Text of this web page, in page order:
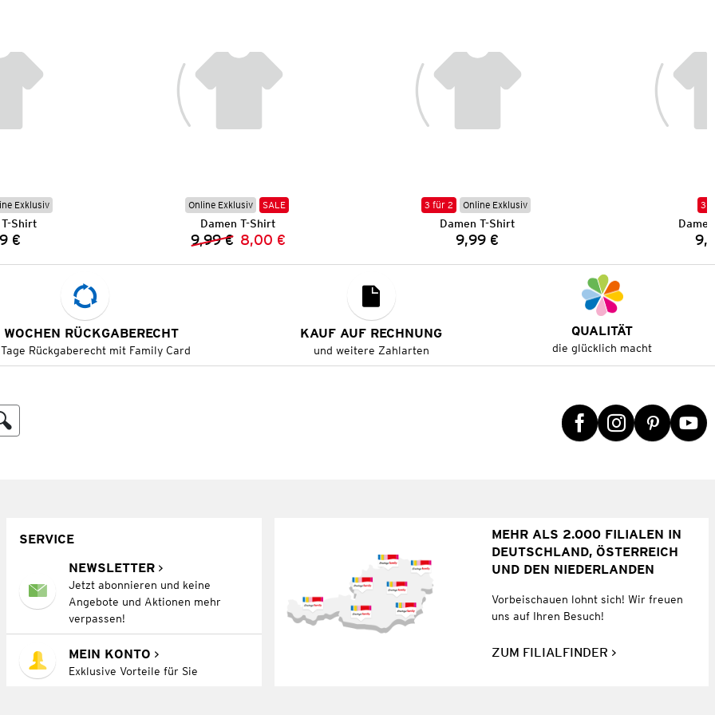
Exklusiv
Shirt
€
Online Exklusiv SALE
Damen T-Shirt
Vorheriger Preis:
9,99 € Neuer Preis:
8,00 €
3 für 2 Online Exklusiv
Damen T-Shirt
Preis:
9,99 €
3
RÜCKGABERECHT
Rückgaberecht mit Family Card
KAUF AUF RECHNUNG
und weitere Zahlarten
QUALITÄT
die glücklich macht
SERVICE
NEWSLETTER
Jetzt abonnieren und keine
Angebote und Aktionen mehr
verpassen!
MEIN KONTO
Exklusive Vorteile für Sie
MEHR ALS 2.000 FILIALEN IN
DEUTSCHLAND, ÖSTERREICH
UND DEN NIEDERLANDEN
Vorbeischauen lohnt sich! Wir freuen
uns auf Ihren Besuch!
ZUM FILIALFINDER